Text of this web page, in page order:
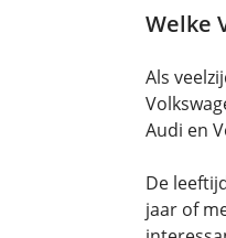
Welke
Als
Audi en
De
jaar of